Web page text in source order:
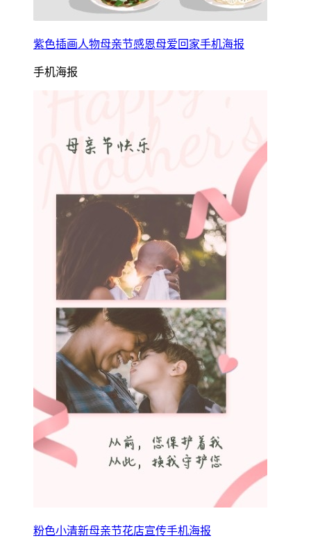
紫色插画人物母亲节感恩母爱回家手机海报
手机海报
粉色小清新母亲节花店宣传手机海报